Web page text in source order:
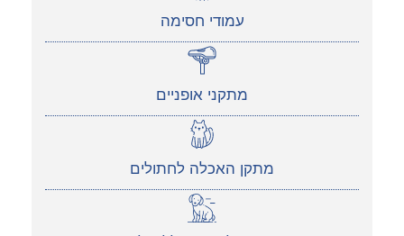
עמודי חסימה
מתקני אופניים
מתקן האכלה לחתולים